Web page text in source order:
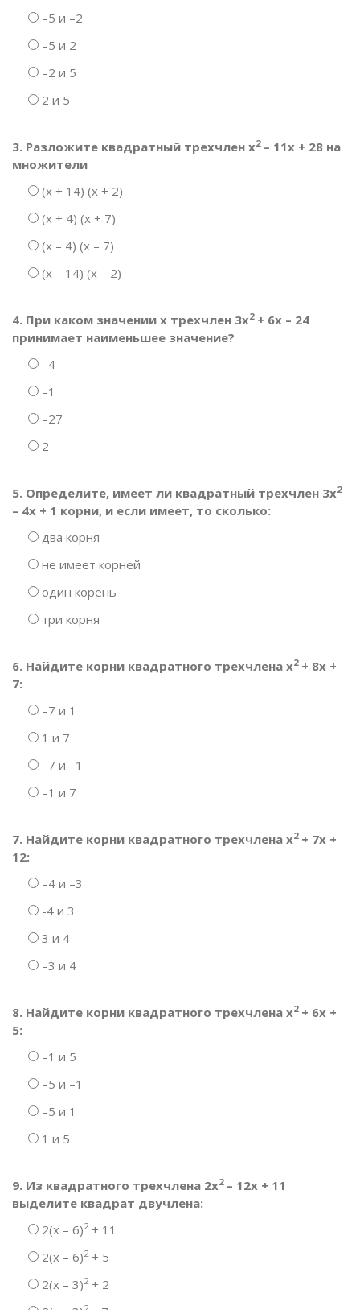
–5 и –2
–5 и 2
–2 и 5
2 и 5
3. Разложите квадратный трехчлен х2– 11х + 28 на
множители
(х + 14) (х + 2)
(х + 4) (х + 7)
(х – 4) (х – 7)
(х – 14) (х – 2)
4. При каком значении х трехчлен 3х2+ 6х – 24
принимает наименьшее значение?
–4
–1
–27
2
5. Определите, имеет ли квадратный трехчлен 3х2
– 4х + 1 корни, и если имеет, то сколько:
два корня
не имеет корней
один корень
три корня
6. Найдите корни квадратного трехчлена х2+ 8х +
7:
–7 и 1
1 и 7
–7 и –1
–1 и 7
7. Найдите корни квадратного трехчлена х2+ 7х +
12:
–4 и –3
-4 и 3
3 и 4
–3 и 4
8. Найдите корни квадратного трехчлена х2+ 6х +
5:
–1 и 5
–5 и –1
–5 и 1
1 и 5
9. Из квадратного трехчлена 2х2– 12х + 11
выделите квадрат двучлена:
2(х – 6)2+ 11
2(х – 6)2+ 5
2(х – 3)2+ 2